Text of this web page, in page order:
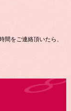
間をご連絡頂いたら、